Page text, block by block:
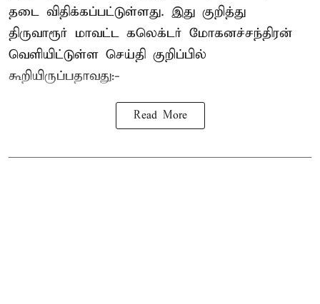
தடை விதிக்கப்பட்டுள்ளது. இது குறித்து
திருவாரூர் மாவட்ட கலெக்டர் மோகனச்சந்திரன்
வெளியிட்டுள்ள செய்தி குறிப்பில்
கூறியிருப்பதாவது:-
Read More